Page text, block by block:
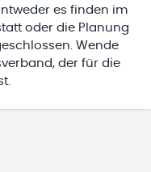
es finden im
oder die Planung
Wende
der für die